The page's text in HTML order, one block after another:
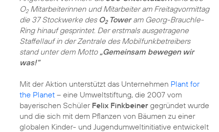
O2Mitarbeiterinnen und Mitarbeiter am Freitagvormittag
die 37 Stockwerke des O2Toweram Georg-Brauchle-
Ring hinauf gesprintet. Der erstmals ausgetragene
Staffellauf in der Zentrale des Mobilfunkbetreibers
stand unter dem Motto „Gemeinsam bewegen wir
was!“
Mit der Aktion unterstützt das Unternehmen Plant for
the Planet – eine Umweltstiftung, die 2007 vom
bayerischen Schüler Felix Finkbeiner gegründet wurde
und die sich mit dem Pflanzen von Bäumen zu einer
globalen Kinder- und Jugendumweltinitiative entwickelt